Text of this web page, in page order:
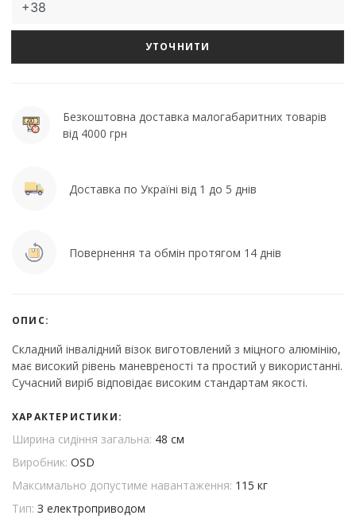
УТОЧНИТИ
Безкоштовна доставка малогабаритних товарів
від 4000 грн
Доставка по Україні від 1 до 5 днів
Повернення та обмін протягом 14 днів
ОПИС:
Складний інвалідний візок виготовлений з міцного алюмінію,
має високий рівень маневреності та простий у використанні.
Сучасний виріб відповідає високим стандартам якості.
ХАРАКТЕРИСТИКИ:
Ширина сидіння загальна: 48 см
Виробник: OSD
Максимально допустиме навантаження: 115 кг
Тип: З електроприводом